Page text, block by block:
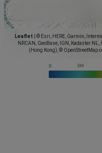
Leaflet
© Esri, HERE, Garmin,
NRCAN, GeoBase, IGN, Kadaster
(Hong Kong), © OpenStreetMap